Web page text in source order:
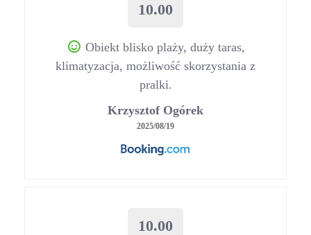
10.00
Obiekt blisko plaży, duży taras,
klimatyzacja, możliwość skorzystania z
pralki.
Krzysztof Ogórek
2025/08/19
10.00